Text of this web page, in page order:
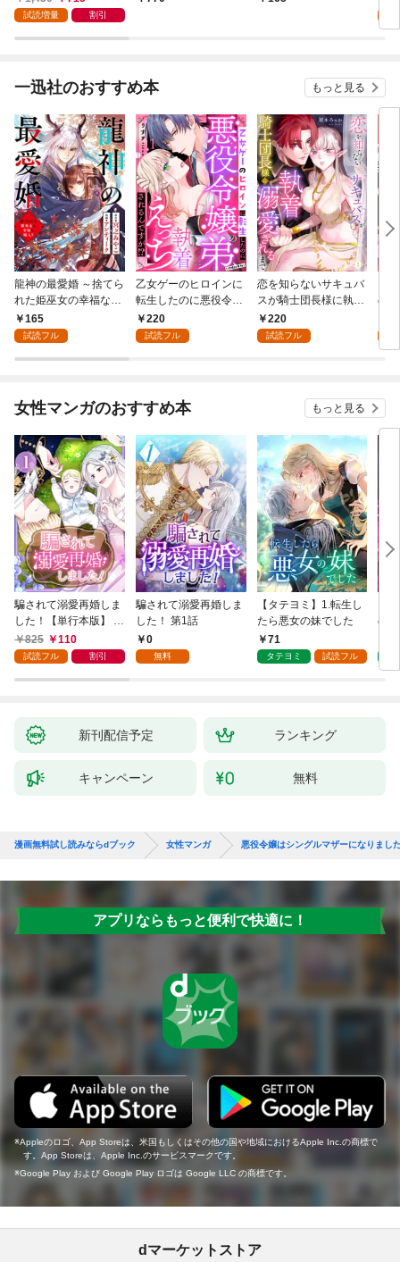
公爵様からの溺愛は想
付】
試読増量 割引
話】
一迅社のおすすめ本 もっと見る
龍神の最愛婚 ～捨てら
れた姫巫女の幸福な嫁
入り～: 1
165
試読フル
乙女ゲーのヒロインに
転生したのに悪役令嬢
の弟（攻略対象外）に
執着えっちされるんで
220
試読フル
恋を知らないサキュバ
スが騎士団長様に執着
溺愛されるまで: 1
220
試読フル
の
女性マンガのおすすめ本 もっと見る
騙されて溺愛再婚しま
した！【単行本版】 1
巻825 110
試読フル 割引
騙されて溺愛再婚しま
した！ 第1話
0
無料
【タテヨミ】1.転生し
たら悪女の妹でした
71
タテヨミ 試読フル
の
新刊配信予定 ランキング
キャンペーン 無料
漫画無料試し読みならdブック 女性マンガ 悪役令嬢はシングルマザーになりま
アプリならもっと便利で快適に！
Appleのロゴ、App Storeは、米国もしくはその他の国や地域におけるApple Inc.の商標で
す。App Storeは、Apple Inc.のサービスマークです。
Google Play および Google Play ロゴは Google LLC の商標です。
dマーケットストア